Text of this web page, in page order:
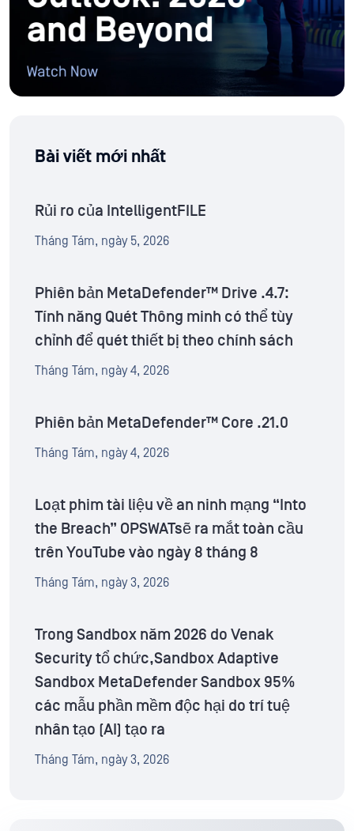
Bài viết mới nhất
Rủi ro của IntelligentFILE
Tháng Tám, ngày 5, 2026
Phiên bản MetaDefender™ Drive .4.7:
Tính năng Quét Thông minh có thể tùy
chỉnh để quét thiết bị theo chính sách
Tháng Tám, ngày 4, 2026
Phiên bản MetaDefender™ Core .21.0
Tháng Tám, ngày 4, 2026
Loạt phim tài liệu về an ninh mạng “Into
the Breach” OPSWATsẽ ra mắt toàn cầu
trên YouTube vào ngày 8 tháng 8
Tháng Tám, ngày 3, 2026
Trong Sandbox năm 2026 do Venak
Security tổ chức,Sandbox Adaptive
Sandbox MetaDefender Sandbox 95%
các mẫu phần mềm độc hại do trí tuệ
nhân tạo (AI) tạo ra
Tháng Tám, ngày 3, 2026